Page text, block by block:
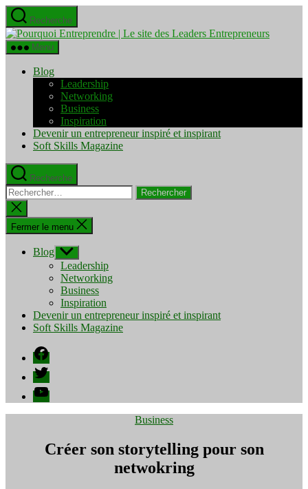
Aller
au
contenu
Recherche
Pourquoi
Menu
Blog
Leadership
Networking
Business
Inspiration
Devenir un entrepreneur inspiré et inspirant
Soft Skills Magazine
Recherche
Rechercher :
Fermer
la
recherche
Fermer le menu
Blog Afficher
le
sous-
menu
Leadership
Networking
Business
Inspiration
Devenir un entrepreneur inspiré et inspirant
Soft Skills Magazine
Facebook
Twitter
YouTube
Catégories
Business
Créer son storytelling pour son
netwokring